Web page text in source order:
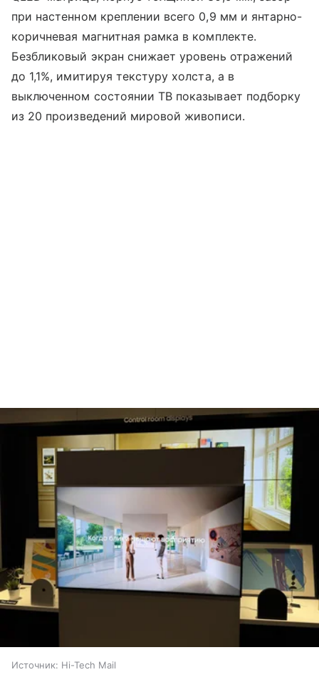
при настенном креплении всего 0,9 мм и янтарно-
коричневая магнитная рамка в комплекте.
Безбликовый экран снижает уровень отражений
до 1,1%, имитируя текстуру холста, а в
выключенном состоянии ТВ показывает подборку
из 20 произведений мировой живописи.
Источник: Hi-Tech Mail